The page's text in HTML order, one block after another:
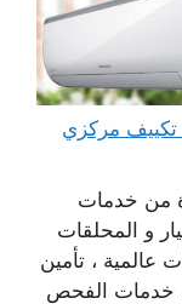
فني تكييف وتبريد الرميثية 55560390 تكييف مركزي
من خدمات
و المحلقات
عالمية ، تأمين
، خدمات الفحص